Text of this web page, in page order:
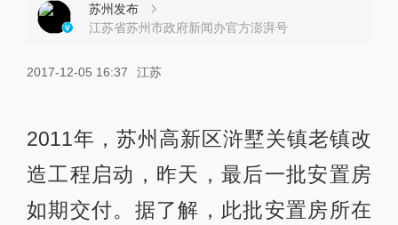
苏州发布
江苏省苏州市政府新闻办官方澎湃号
2017-12-05 16:37 江苏
2011年，苏州高新区浒墅关镇老镇改
造工程启动，昨天，最后一批安置房
如期交付。据了解，此批安置房所在